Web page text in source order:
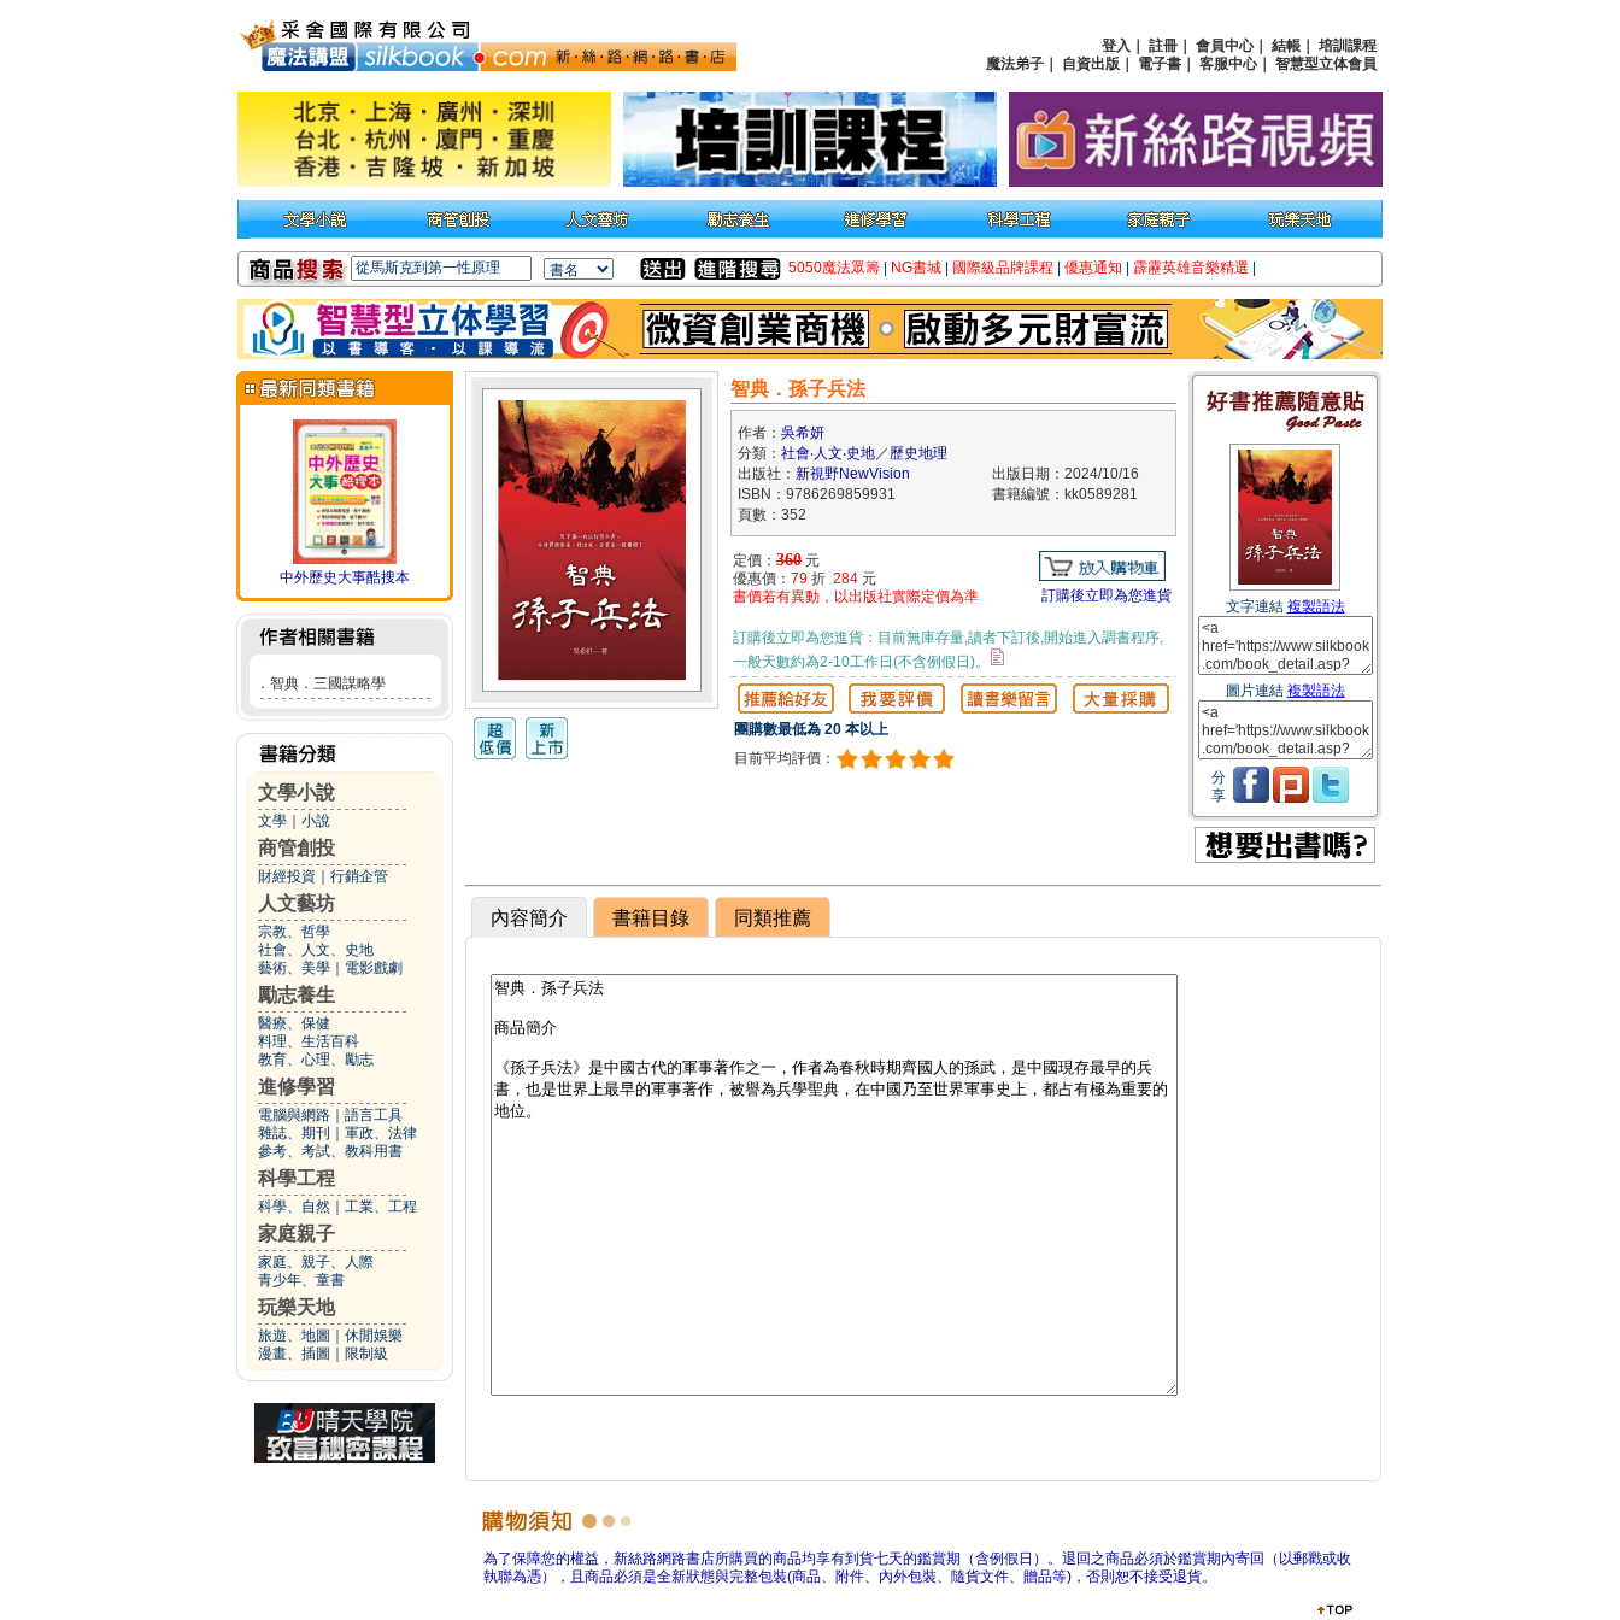
登入 註冊 會員中心｜ 結帳
培訓課程
魔法弟子
自資出版 電子書 客服中心｜ 智慧型立体會員
5050魔法眾籌 NG書城 國際級品牌課程 優惠通知 霹靂英雄音樂精選
中外歷史大事酷搜本
． 智典．三國謀略學
文學小說
文學 小說
商管創投
財經投資 行銷企管
人文藝坊
宗教、哲學
社會、人文、史地
藝術、美學
電影戲劇
勵志養生
醫療、保健
料理、生活百科
教育、心理、勵志
進修學習
電腦與網路
語言工具
雜誌、期刊
軍政、法律
參考、考試、教科用書
科學工程
科學、自然 工業、工程
家庭親子
家庭、親子、人際
青少年、童書
玩樂天地
旅遊、地圖
休閒娛樂
漫畫、插圖
限制級
智典．孫子兵法
作者： 吳希妍
分類： 社會‧人文‧史地／ 歷史地理
出版社： 新視野NewVision
出版日期：2024/10/16
ISBN：9786269859931
書籍編號：kk0589281
頁數：352
定價： 360 元
優惠價： 79 折 284 元
書價若有異動，以出版社實際定價為準
訂購後立即為您進貨
訂購後立即為您進貨：目前無庫存量,讀者下訂後,開始進入調書程序,
一般天數約為2-10工作日(不含例假日)。
團購數最低為 20 本以上
目前平均評價：
文字連結 複製語法
圖片連結 複製語法
分
享
內容簡介 書籍目錄 同類推薦
為了保障您的權益，新絲路網路書店所購買的商品均享有到貨七天的鑑賞期（含例假日）。退回之商品必須於鑑賞期內寄回（以郵戳或收
執聯為憑），且商品必須是全新狀態與完整包裝(商品、附件、內外包裝、隨貨文件、贈品等)，否則恕不接受退貨。